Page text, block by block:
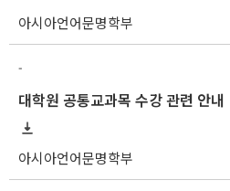
아시아언어문명학부
-
대학원 공통교과목 수강 관련 안내
아시아언어문명학부